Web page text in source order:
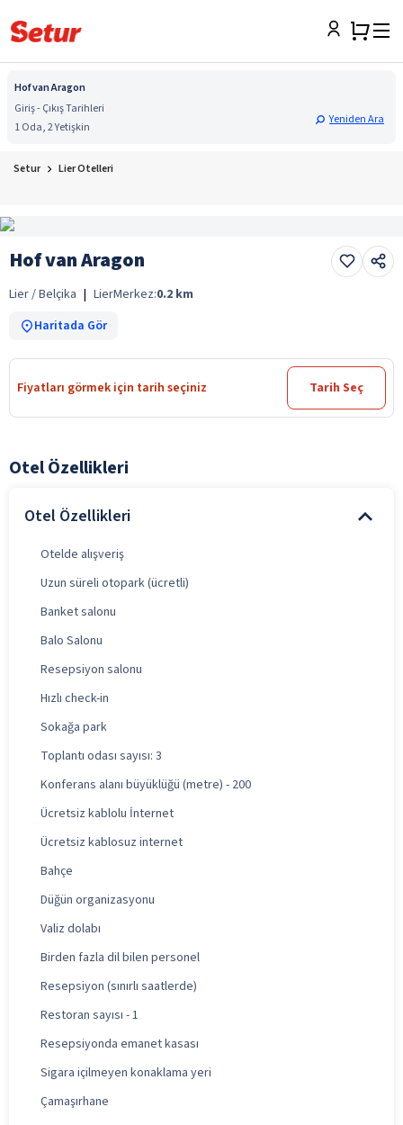
Hof van Aragon
Giriş - Çıkış Tarihleri
1 Oda, 2 Yetişkin
Yeniden Ara
Setur Lier Otelleri
Hof van Aragon
Lier / Belçika | LierMerkez:0.2 km
Haritada Gör
Fiyatları görmek için tarih seçiniz Tarih Seç
Otel Özellikleri
Otel Özellikleri
Otelde alışveriş
Uzun süreli otopark (ücretli)
Banket salonu
Balo Salonu
Resepsiyon salonu
Hızlı check-in
Sokağa park
Toplantı odası sayısı: 3
Konferans alanı büyüklüğü (metre) - 200
Ücretsiz kablolu İnternet
Ücretsiz kablosuz internet
Bahçe
Düğün organizasyonu
Valiz dolabı
Birden fazla dil bilen personel
Resepsiyon (sınırlı saatlerde)
Restoran sayısı - 1
Resepsiyonda emanet kasası
Sigara içilmeyen konaklama yeri
Çamaşırhane